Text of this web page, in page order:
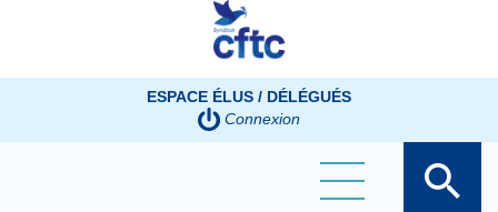
ESPACE ÉLUS / DÉLÉGUÉS
Connexion
Panneau de gestion des cookies